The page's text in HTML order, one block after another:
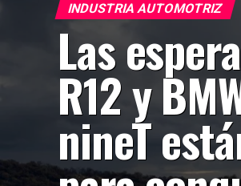
INDUSTRIA AUTOMOTRIZ
Las
R12 y
nineT